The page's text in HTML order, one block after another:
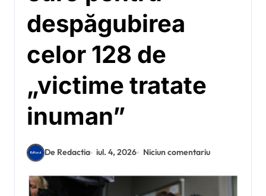
despăgubirea
celor 128 de
„victime tratate
inuman”
De Redactia iul. 4, 2026 Niciun comentariu